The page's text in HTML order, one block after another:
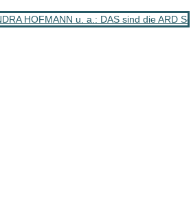
HOFMANN u. a.: DAS sind die ARD